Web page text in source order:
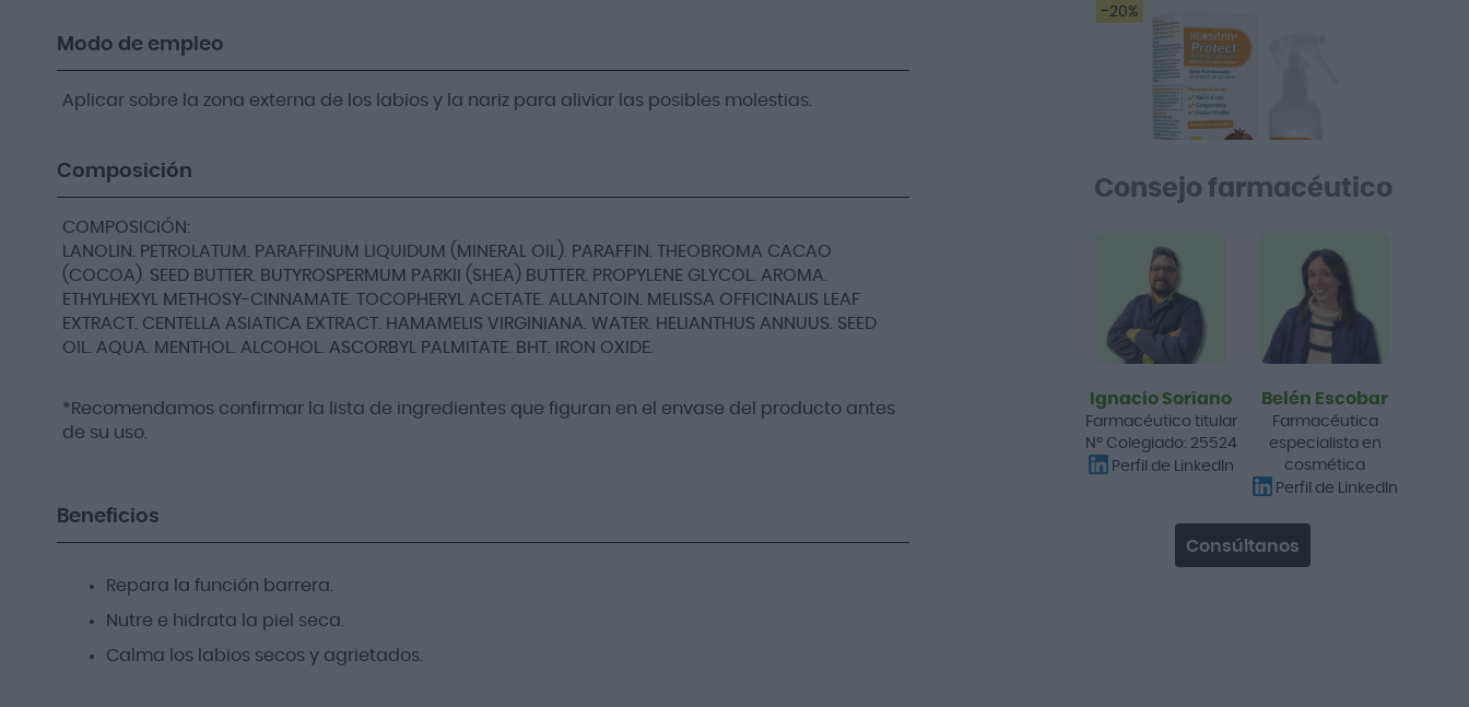
-20%
Neositrín Protect
Acondicionador Spray
Antipiojos 200ml
10,40 €
12,95 €
-25%
Modo de empleo
Aplicar sobre la zona externa de los labios y la nariz para aliviar las posibles molestias.
Composición
COMPOSICIÓN:
LANOLIN. PETROLATUM. PARAFFINUM LIQUIDUM (MINERAL OIL). PARAFFIN. THEOBROMA CACAO
(COCOA). SEED BUTTER. BUTYROSPERMUM PARKII (SHEA) BUTTER. PROPYLENE GLYCOL. AROMA.
ETHYLHEXYL METHOSY-CINNAMATE. TOCOPHERYL ACETATE. ALLANTOIN. MELISSA OFFICINALIS LEAF
EXTRACT. CENTELLA ASIATICA EXTRACT. HAMAMELIS VIRGINIANA. WATER. HELIANTHUS ANNUUS. SEED
OIL. AQUA. MENTHOL. ALCOHOL. ASCORBYL PALMITATE. BHT. IRON OXIDE.
*Recomendamos confirmar la lista de ingredientes que figuran en el envase del producto antes
de su uso.
Beneficios
Repara la función barrera.
Nutre e hidrata la piel seca.
Calma los labios secos y agrietados.
Consejo farmacéutico
Ignacio Soriano
Farmacéutico titular
Nº Colegiado: 25524
Perfil de LinkedIn
Belén Escobar
Farmacéutica
especialista en
cosmética
Perfil de LinkedIn
Consúltanos